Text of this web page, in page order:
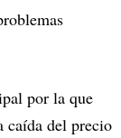
por la que
caída del precio